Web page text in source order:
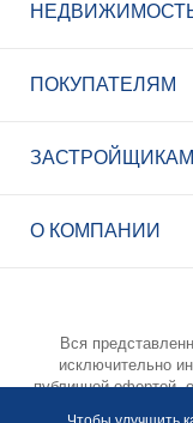
+7
ПОКУПАТЕЛЯМ
ЗАСТРОЙЩИКАМ
О КОМПАНИИ
Вся
исключительно
публичной офертой,